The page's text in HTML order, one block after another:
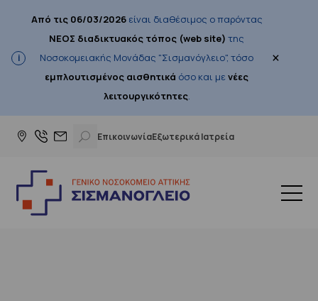
Από τις 06/03/2026είναι διαθέσιμος ο παρόντας
ΝΕΟΣ διαδικτυακός τόπος (web site) της
Νοσοκομειακής Μονάδας "Σισμανόγλειο", τόσο
εμπλουτισμένος αισθητικά όσο και μενέες
λειτουργικότητες.
×
ΕπικοινωνίαΕξωτερικά Ιατρεία